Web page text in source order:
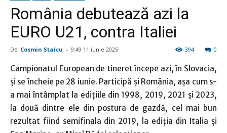
România debutează azi la
EURO U21, contra Italiei
De Cosmin Staicu - 9:49 11 iunie 2025 0
394
Campionatul European de tineret începe azi, în Slovacia,
şi se încheie pe 28 iunie. Participă şi România, aşa cum s-
a mai întâmplat la ediţiile din 1998, 2019, 2021 şi 2023,
la două dintre ele din postura de gazdă, cel mai bun
rezultat fiind semifinala din 2019, la ediţia din Italia şi